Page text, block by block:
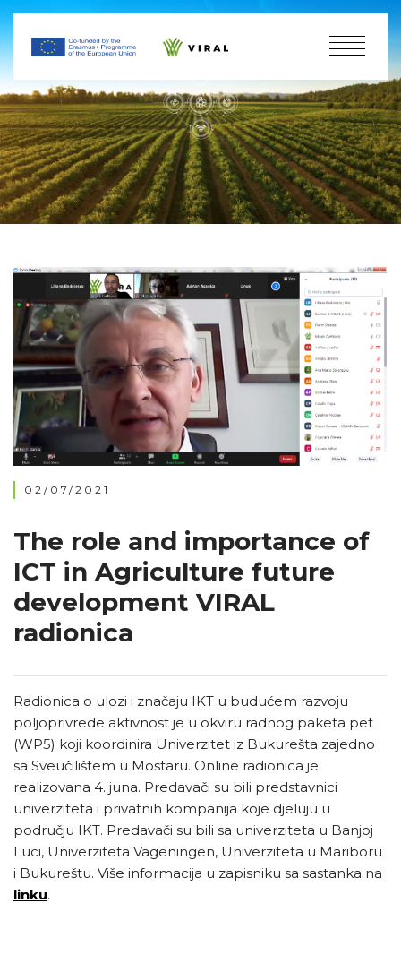
02/07/2021
The role and importance of
ICT in Agriculture future
development VIRAL
radionica
Radionica o ulozi i značaju IKT u budućem razvoju
poljoprivrede aktivnost je u okviru radnog paketa pet
(WP5) koji koordinira Univerzitet iz Bukurešta zajedno
sa Sveučilištem u Mostaru. Online radionica je
realizovana 4. juna. Predavači su bili predstavnici
univerziteta i privatnih kompanija koje djeluju u
području IKT. Predavači su bili sa univerziteta u Banjoj
Luci, Univerziteta Vageningen, Univerziteta u Mariboru
i Bukureštu. Više informacija u zapisniku sa sastanka na
linku.